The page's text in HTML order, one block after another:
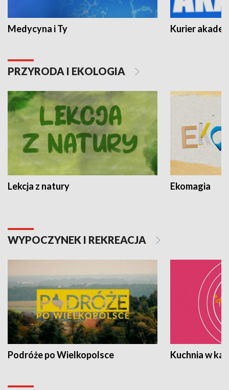
Medycyna i Ty Kurier
PRZYRODA I EKOLOGIA
Lekcja z natury Ekomagia
WYPOCZYNEK I REKREACJA
Podróże po Wielkopolsce Kuchnia w